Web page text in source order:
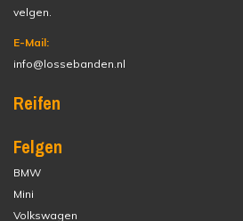
velgen.
E-Mail:
info@lossebanden.nl
Reifen
Felgen
BMW
Mini
Volkswagen